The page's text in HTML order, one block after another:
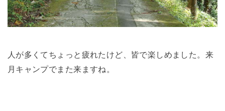
人が多くてちょっと疲れたけど、皆で楽しめました。来
月キャンプでまた来ますね。